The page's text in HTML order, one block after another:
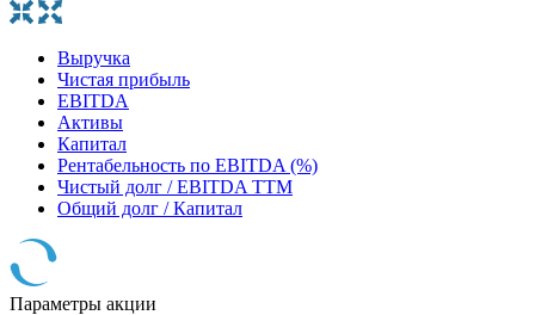
Выручка
Чистая прибыль
EBITDA
Активы
Капитал
Рентабельность по EBITDA (%)
Чистый долг / EBITDA TTM
Общий долг / Капитал
Параметры акции